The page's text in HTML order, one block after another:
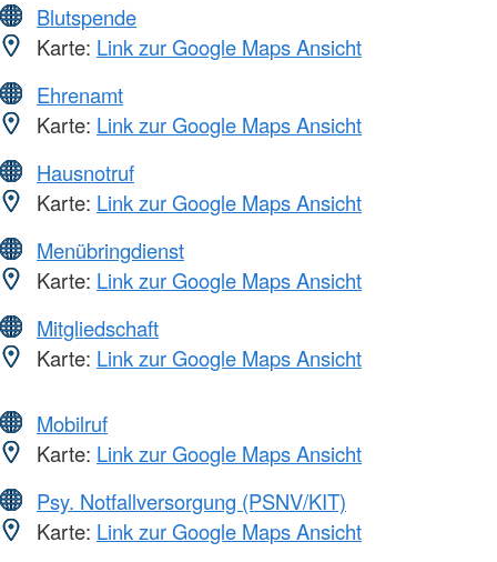
Blutspende
Karte: Link zur Google Maps Ansicht
Ehrenamt
Karte: Link zur Google Maps Ansicht
Hausnotruf
Karte: Link zur Google Maps Ansicht
Menübringdienst
Karte: Link zur Google Maps Ansicht
Mitgliedschaft
Karte: Link zur Google Maps Ansicht
Mobilruf
Karte: Link zur Google Maps Ansicht
Psy. Notfallversorgung (PSNV/KIT)
Karte: Link zur Google Maps Ansicht